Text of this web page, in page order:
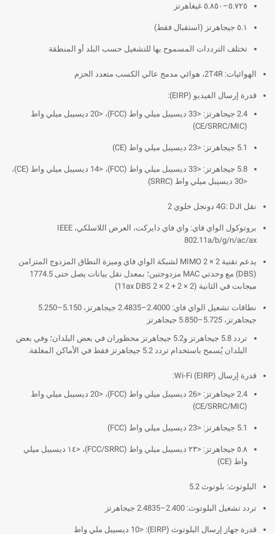
٥.٧٢٥–٥.٨٥٠ غيغاهرتز
٥.١ جيجاهرتز (استقبال فقط)
تختلف الترددات المسموح بها للتشغيل حسب البلد أو المنطقة
الهوائيات: 2T4R، هوائي مدمج عالي الكسب متعدد الحزم
قدرة إرسال الفيديو (EIRP):
2.4 جيجاهرتز: <33 ديسيبل ميلي واط (FCC)، <20 ديسيبل ميلي واط
(CE/SRRC/MIC)
5.1 جيجاهرتز: <23 ديسيبل ميلي واط (CE)
5.8 جيجاهرتز: <33 ديسيبل ميلي واط (FCC)، <14 ديسيبل ميلي واط (CE)،
<30 ديسيبل ميلي واط (SRRC)
نقل 4G: DJI دونجل خلوي 2
بروتوكول الواي فاي: واي فاي دايركت، العرض اللاسلكي، IEEE
802.11a/b/g/n/ac/ax
يدعم تقنية MIMO 2 × 2 لشبكة الواي فاي وميزة النطاق المزدوج المتزامن
(DBS) مع وحدتي MAC مزدوجتين؛ بمعدل نقل بيانات يصل حتى 1774.5
ميجابت في الثانية (2 × 2 + 2 × 2 11ax DBS)
نطاقات تشغيل الواي فاي: 2.4000–2.4835 جيجاهرتز، 5.150–5.250
جيجاهرتز، 5.725–5.850 جيجاهرتز
تردد 5.8 جيجاهرتز و5.2 جيجاهرتز محظوران في بعض البلدان؛ وفي بعض
البلدان يُسمح باستخدام تردد 5.2 جيجاهرتز فقط في الأماكن المغلقة.
قدرة إرسال Wi-Fi (EIRP):
2.4 جيجاهرتز: <26 ديسيبل ميلي واط (FCC)، <20 ديسيبل ميلي واط
(CE/SRRC/MIC)
5.1 جيجاهرتز: <23 ديسيبل ميلي واط (FCC)
٥.٨ جيجاهرتز: <٢٣ ديسيبل ميلي واط (FCC/SRRC)، <١٤ ديسيبل ميلي
واط (CE)
البلوتوث: بلوتوث 5.2
تردد تشغيل البلوتوث: 2.400–2.4835 جيجاهرتز
قدرة جهاز إرسال البلوتوث (EIRP): <10 ديسيبل ملي واط